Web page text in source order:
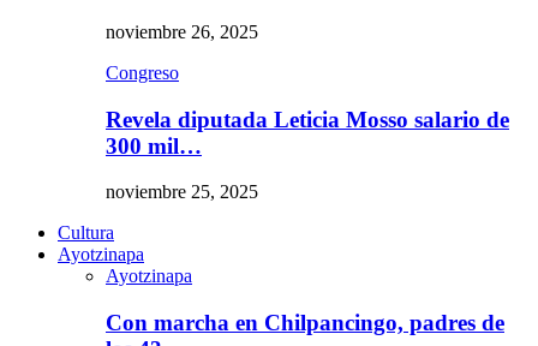
noviembre 26, 2025
Congreso
Revela diputada Leticia Mosso salario de
300 mil…
noviembre 25, 2025
Cultura
Ayotzinapa
Ayotzinapa
Con marcha en Chilpancingo, padres de